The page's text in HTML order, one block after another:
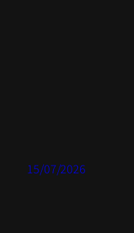
15/07/2026